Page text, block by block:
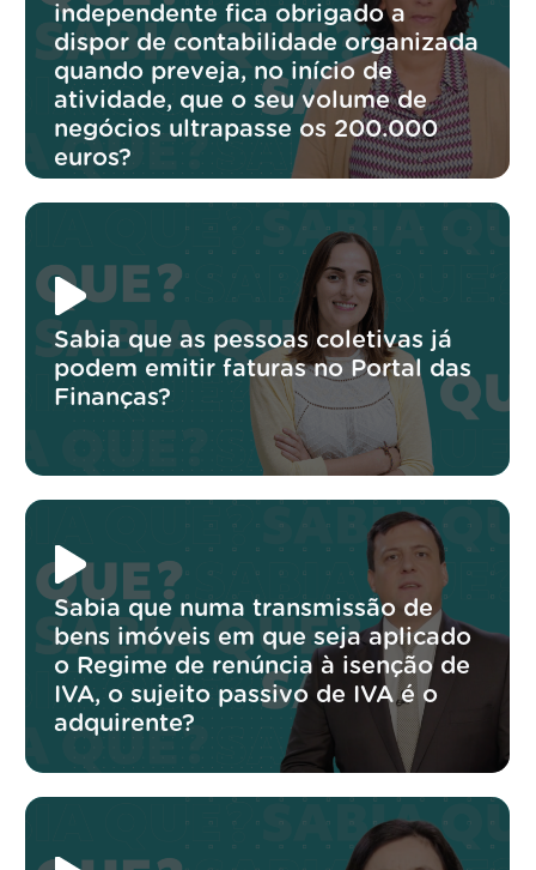
independente fica obrigado a
dispor de contabilidade organizada
quando preveja, no início de
atividade, que o seu volume de
negócios ultrapasse os 200.000
euros?
Sabia que as pessoas coletivas já
podem emitir faturas no Portal das
Finanças?
Sabia que numa transmissão de
bens imóveis em que seja aplicado
o Regime de renúncia à isenção de
IVA, o sujeito passivo de IVA é o
adquirente?